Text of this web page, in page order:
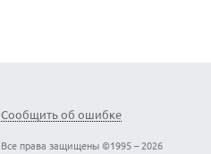
Сообщить об ошибке
Все права защищены ©1995 – 2026